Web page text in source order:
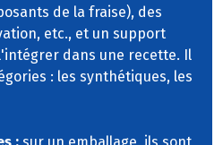
de la fraise), des
etc., et un support
dans une recette. Il
: les synthétiques, les